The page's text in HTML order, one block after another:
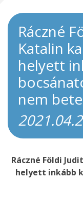
Ráczné
Katalin
helyett
nem
Ráczné Földi
helyett inkább